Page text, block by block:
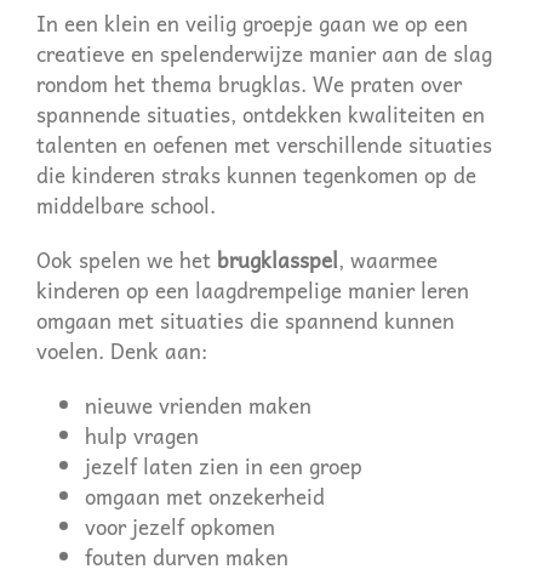
In een klein en veilig groepje gaan we op een
creatieve en spelenderwijze manier aan de slag
rondom het thema brugklas. We praten over
spannende situaties, ontdekken kwaliteiten en
talenten en oefenen met verschillende situaties
die kinderen straks kunnen tegenkomen op de
middelbare school.
Ook spelen we het brugklasspel, waarmee
kinderen op een laagdrempelige manier leren
omgaan met situaties die spannend kunnen
voelen. Denk aan:
nieuwe vrienden maken
hulp vragen
jezelf laten zien in een groep
omgaan met onzekerheid
voor jezelf opkomen
fouten durven maken